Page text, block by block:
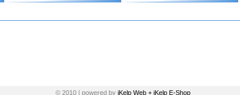
© 2010 | powered by iKelp Web + iKelp E-Shop